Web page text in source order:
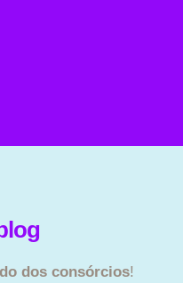
blog
dos consórcios!